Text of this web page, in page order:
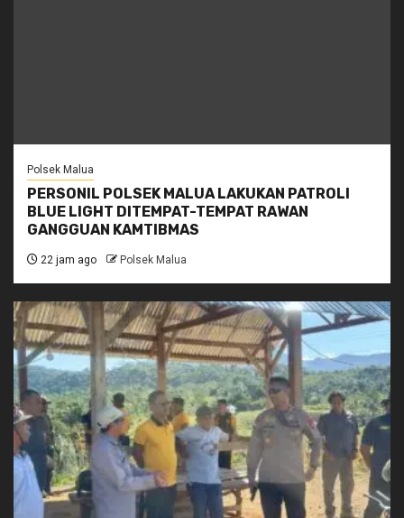
Polsek Malua
PERSONIL POLSEK MALUA LAKUKAN PATROLI
BLUE LIGHT DITEMPAT-TEMPAT RAWAN
GANGGUAN KAMTIBMAS
22 jam ago Polsek Malua